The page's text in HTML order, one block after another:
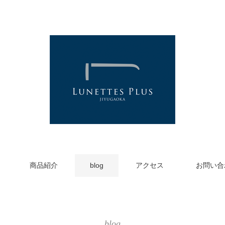
商品紹介 blog アクセス お問い